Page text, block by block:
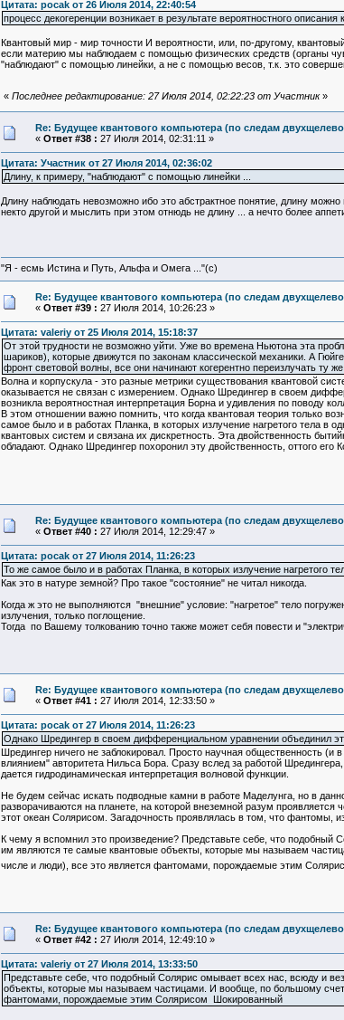
Цитата: pocak от 26 Июля 2014, 22:40:54
процесс декогеренции возникает в результате вероятностного
Квантовый мир - мир точности И вероятности, или, по-другому,
если материю мы наблюдаем с помощью физических средств (органы
"наблюдают" с помощью линейки, а не с помощью весов, т.к. это
« Последнее редактирование: 27 Июля 2014, 02:22:23 от Участник»
Re: Будущее квантового компьютера (по следам
« Ответ #38 : 27 Июля 2014, 02:31:11 »
Цитата: Участник от 27 Июля 2014, 02:36:02
Длину, к примеру, "наблюдают" с помощью линейки ...
Длину наблюдать невозможно ибо это абстрактное понятие, длину
некто другой и мыслить при этом отнюдь не длину ... а нечто более
"Я - есмь Истина и Путь, Альфа и Омега ..."(с)
Re: Будущее квантового компьютера (по следам
« Ответ #39 : 27 Июля 2014, 10:26:23 »
Цитата: valeriy от 25 Июля 2014, 15:18:37
От этой трудности не возможно уйти. Уже во времена Ньютона эта
шариков), которые движутся по законам классической механики. А
фронт световой волны, все они начинают когерентно переизлучать ту
Волна и корпускула - это разные метрики существования квантовой
оказывается не связан с измерением. Однако Шредингер в своем
возникла вероятностная интерпретация Борна и удивления по поводу
В этом отношении важно помнить, что когда квантовая теория только
самое было и в работах Планка, в которых излучение нагретого тела в
квантовых систем и связана их дискретность. Эта двойственность
обладают. Однако Шредингер похоронил эту двойственность, оттого
Re: Будущее квантового компьютера (по следам
« Ответ #40 : 27 Июля 2014, 12:29:47 »
Цитата: pocak от 27 Июля 2014, 11:26:23
То же самое было и в работах Планка, в которых излучение нагретого
Как это в натуре земной? Про такое "состояние" не читал никогда.
Когда ж это не выполняются "внешние" условие: "нагретое" тело
излучения, только поглощение.
Тогда по Вашему толкованию точно также может себя повести и
Re: Будущее квантового компьютера (по следам
« Ответ #41 : 27 Июля 2014, 12:33:50 »
Цитата: pocak от 27 Июля 2014, 11:26:23
Однако Шредингер в своем дифференциальном уравнении объединил
Шредингер ничего не заблокировал. Просто научная общественность
влиянием" авторитета Нильса Бора. Сразу вслед за работой
дается гидродинамическая интерпретация волновой функции.
Не будем сейчас искать подводные камни в работе Маделунга, но в
разворачиваются на планете, на которой внеземной разум
этот океан Солярисом. Загадочность проявлялась в том, что фантомы,
К чему я вспомнил это произведение? Представьте себе, что
им являются те самые квантовые объекты, которые мы называем
числе и люди), все это является фантомами, порождаемые этим
Re: Будущее квантового компьютера (по следам
« Ответ #42 : 27 Июля 2014, 12:49:10 »
Цитата: valeriy от 27 Июля 2014, 13:33:50
Представьте себе, что подобный Солярис омывает всех нас, всюду и
объекты, которые мы называем частицами. И вообще, по большому
фантомами, порождаемые этим Солярисом Шокированный